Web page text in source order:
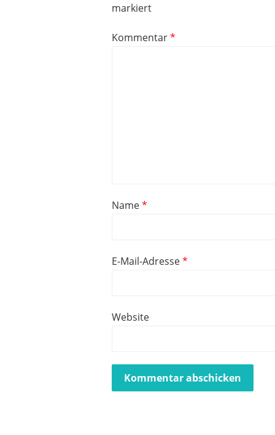
markiert
Kommentar*
Name*
E-Mail-Adresse*
Website